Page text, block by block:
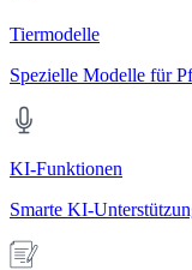
Tiermodelle
Spezielle Modelle für
KI-Funktionen
Smarte KI-